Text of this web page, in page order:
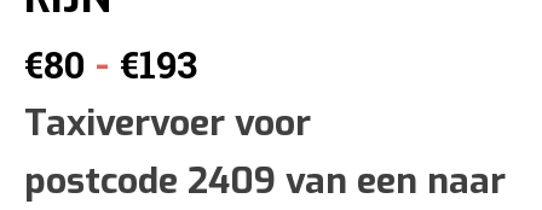
€80 - €193Prijsklasse:
€80
tot
Taxivervoer voor
postcode 2409 van een naar